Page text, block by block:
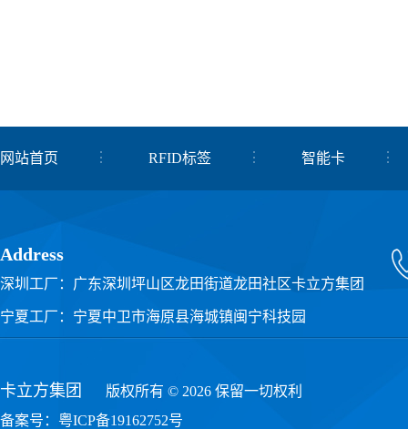
网站首页 RFID标签 智能卡
关于我们
Address
深圳工厂：广东深圳坪山区龙田街道龙田社区卡立方集团
宁夏工厂：宁夏中卫市海原县海城镇闽宁科技园
卡立方集团
版权所有 © 2026 保留一切权利
备案号： 粤ICP备19162752号